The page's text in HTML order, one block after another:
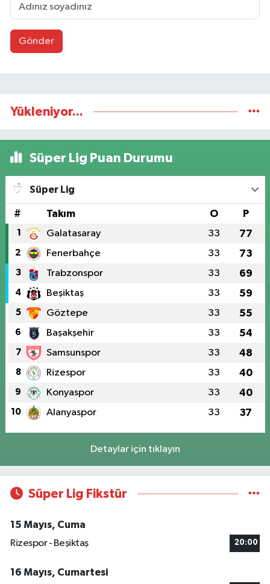
Gönder
Yükleniyor...
Süper Lig Puan Durumu
Süper Lig
# Takım O P
1 Galatasaray 33 77
2 Fenerbahçe 33 73
3 Trabzonspor 33 69
4 Beşiktaş 33 59
5 Göztepe 33 55
6 Başakşehir 33 54
7 Samsunspor 33 48
8 Rizespor 33 40
9 Konyaspor 33 40
10 Alanyaspor 33 37
Detaylar için tıklayın
Süper Lig Fikstür
15 Mayıs, Cuma
Rizespor - Beşiktaş
20:00
16 Mayıs, Cumartesi